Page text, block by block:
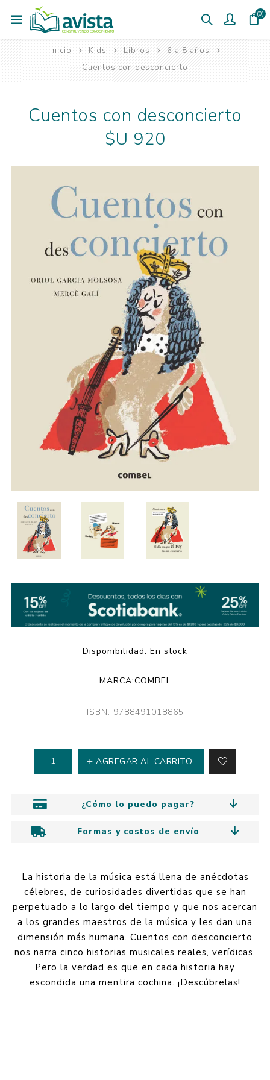
(0)
Inicio Kids Libros
6 a 8 años
Cuentos con desconcierto
Cuentos con desconcierto
$U 920
Disponibilidad: En stock
MARCA:COMBEL
ISBN: 9788491018865
AGREGAR AL CARRITO
¿Cómo lo puedo pagar?
Formas y costos de envío
La historia de la música está llena de anécdotas
célebres, de curiosidades divertidas que se han
perpetuado a lo largo del tiempo y que nos acercan
a los grandes maestros de la música y les dan una
dimensión más humana. Cuentos con desconcierto
nos narra cinco historias musicales reales, verídicas.
Pero la verdad es que en cada historia hay
escondida una mentira cochina. ¡Descúbrelas!